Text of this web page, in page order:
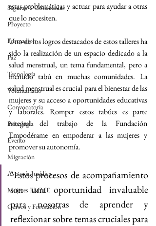
Seguras Y Conectadas
Proyecto
Formacion
Paz
Tecnología
Voluntariado
Convocatoria
Psicología
Evento
Migración
Asesoría Jurídica
Mujeres EMME
Cursos y Formación
estas problemáticas y actuar para ayudar a otras
que lo necesiten.
Uno de los logros destacados de estos talleres ha
sido la realización de un espacio dedicado a la
salud menstrual, un tema fundamental, pero a
menudo tabú en muchas comunidades. La
salud menstrual es crucial para el bienestar de las
mujeres y su acceso a oportunidades educativas
y laborales. Romper estos tabúes es parte
integral del trabajo de la Fundación
Empodérame en empoderar a las mujeres y
promover su autonomía.
"Estos procesos de acompañamiento
son una oportunidad invaluable
para nosotras de aprender y
reflexionar sobre temas cruciales para